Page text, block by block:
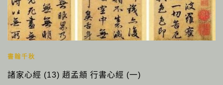
書翰千秋
諸家心經 (13) 趙孟頫 行書心經 (一)